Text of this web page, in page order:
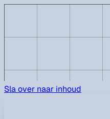
Sla over naar inhoud